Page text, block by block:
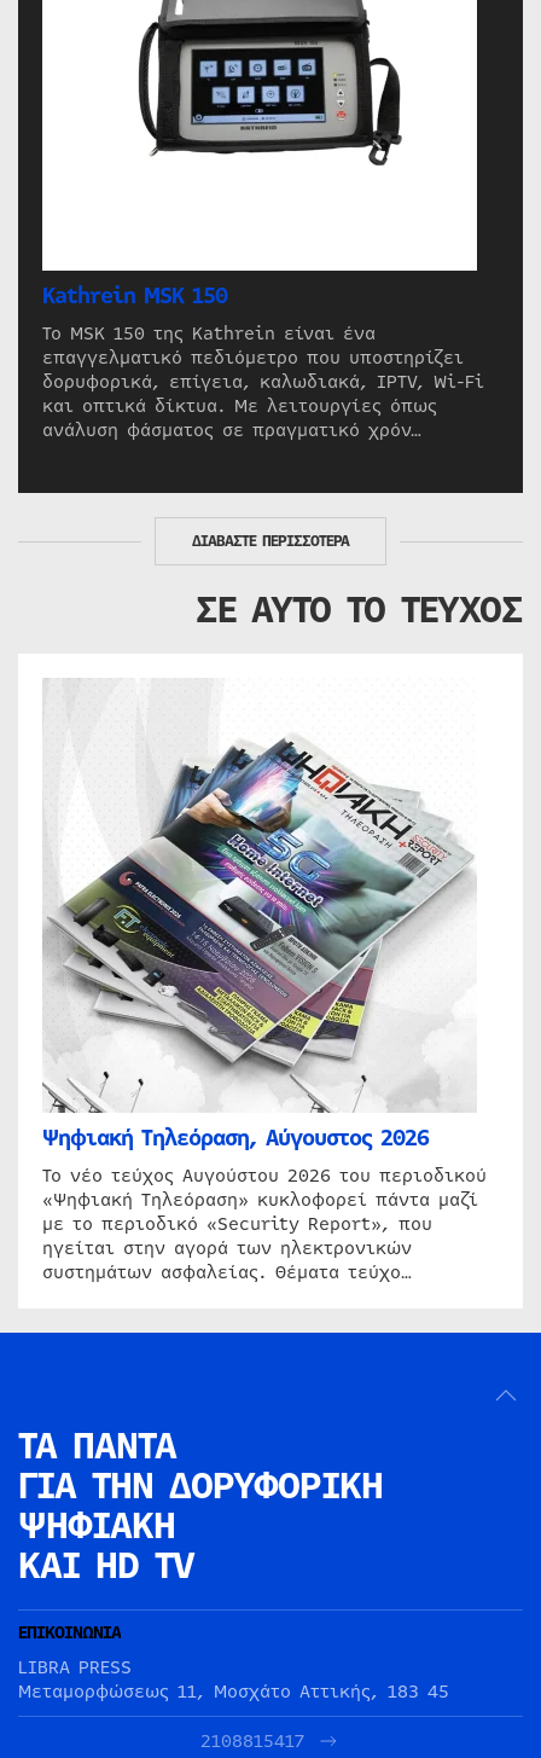
Kathrein MSK 150
Το MSK 150 της Kathrein είναι ένα
επαγγελματικό πεδιόμετρο που υποστηρίζει
δορυφορικά, επίγεια, καλωδιακά, IPTV, Wi-Fi
και οπτικά δίκτυα. Με λειτουργίες όπως
ανάλυση φάσματος σε πραγματικό χρόν…
ΔΙΑΒΑΣΤΕ ΠΕΡΙΣΣΟΤΕΡΑ
ΣΕ ΑΥΤΟ ΤΟ ΤΕΥΧΟΣ
Ψηφιακή Τηλεόραση, Αύγουστος 2026
Το νέο τεύχος Αυγούστου 2026 του περιοδικού
«Ψηφιακή Τηλεόραση» κυκλοφορεί πάντα μαζί
με το περιοδικό «Security Report», που
ηγείται στην αγορά των ηλεκτρονικών
συστημάτων ασφαλείας. Θέματα τεύχο…
ΤΑ ΠΑΝΤΑ
ΓΙΑ ΤΗΝ ΔΟΡΥΦΟΡΙΚΗ
ΨΗΦΙΑΚΗ
ΚΑΙ HD TV
ΕΠΙΚΟΙΝΩΝΙΑ
LIBRA PRESS
Μεταμορφώσεως 11, Μοσχάτο Αττικής, 183 45
2108815417